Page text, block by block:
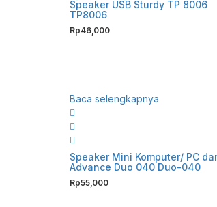
Speaker USB Sturdy TP 8006
TP8006
Rp46,000
Baca selengkapnya
Speaker Mini Komputer/ PC
Advance Duo 040 Duo-040
Rp55,000